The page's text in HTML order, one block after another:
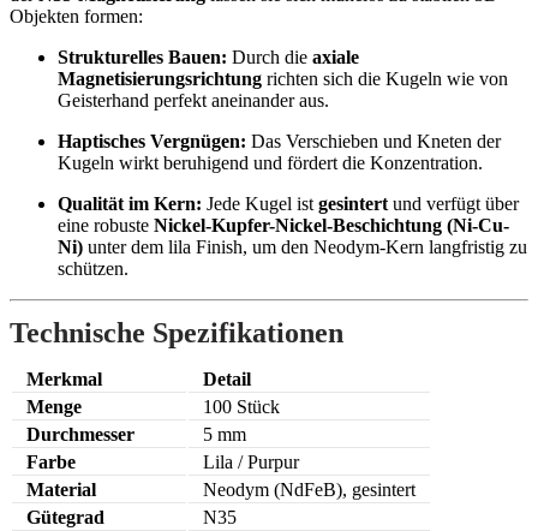
Objekten formen:
Strukturelles Bauen: Durch die axiale
Magnetisierungsrichtung richten sich die Kugeln wie von
Geisterhand perfekt aneinander aus.
Haptisches Vergnügen: Das Verschieben und Kneten der
Kugeln wirkt beruhigend und fördert die Konzentration.
Qualität im Kern: Jede Kugel ist gesintert und verfügt über
eine robuste Nickel-Kupfer-Nickel-Beschichtung (Ni-Cu-
Ni) unter dem lila Finish, um den Neodym-Kern langfristig zu
schützen.
Technische Spezifikationen
Merkmal
Detail
Menge
100 Stück
Durchmesser
5 mm
Farbe
Lila / Purpur
Material
Neodym (NdFeB), gesintert
Gütegrad
N35